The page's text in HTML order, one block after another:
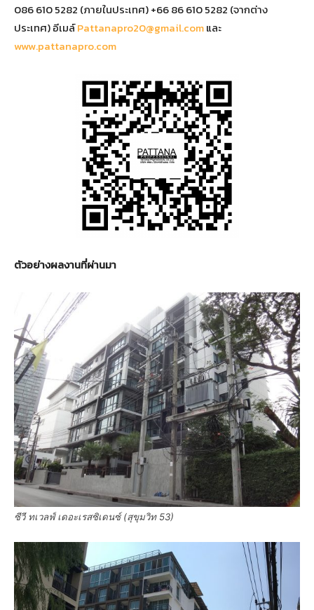
086 610 5282 (ภายในประเทศ) +66 86 610 5282 (จากต่าง
ประเทศ) อีเมล์Pattanapro20@gmail.comและ
www.pattanapro.com
ตัวอย่างผลงานที่ผ่านมา
ซีวี ทเวลฟ์ เดอะเรสซิเดนซ์ (สุขุมวิท 53)